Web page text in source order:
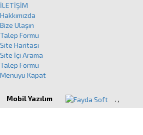
İLETİŞİM
Hakkımızda
Bize Ulaşın
Talep Formu
Site Haritası
Site İçi Arama
Talep Formu
Menüyü Kapat
Mobil Yazılım . ,